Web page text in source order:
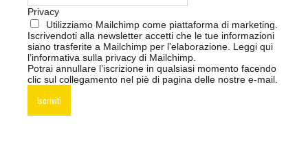
Privacy
Utilizziamo Mailchimp come piattaforma di marketing.
Iscrivendoti alla newsletter accetti che le tue informazioni
siano trasferite a Mailchimp per l’elaborazione. Leggi qui
l’informativa sulla privacy di Mailchimp
Potrai annullare l’iscrizione in qualsiasi momento facendo
clic sul collegamento nel piè di pagina delle nostre e-mail.